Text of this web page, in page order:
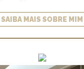
SAIBA MAIS SOBRE MIM